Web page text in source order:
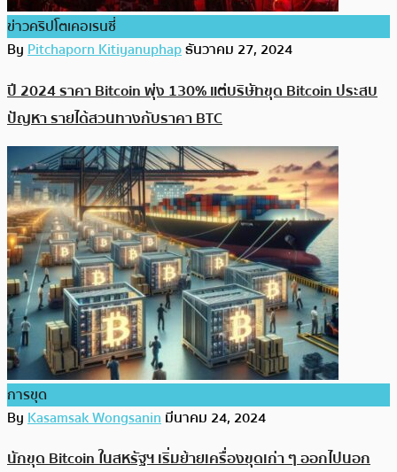
ข่าวคริปโตเคอเรนซี่
ByPitchaporn Kitiyanuphapธันวาคม 27, 2024
ปี 2024 ราคา Bitcoin พุ่ง 130% แต่บริษัทขุด Bitcoin ประสบ
ปัญหา รายได้สวนทางกับราคา BTC
การขุด
ByKasamsak Wongsaninมีนาคม 24, 2024
นักขุด Bitcoin ในสหรัฐฯ เริ่มย้ายเครื่องขุดเก่า ๆ ออกไปนอก